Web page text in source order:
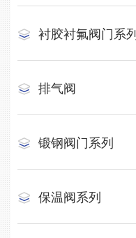
衬胶衬氟阀门系列
排气阀
锻钢阀门系列
保温阀系列